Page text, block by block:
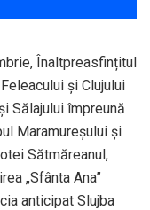
Înaltpreasfințitul
și Clujului
Sălajului împreună
Maramureșului și
Sătmăreanul,
„Sfânta Ana”
anticipat Slujba